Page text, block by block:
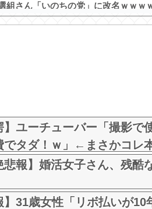
組さん「いのちの党」に改名ｗｗｗ
ってるけど
え“泳げない子ども”が増えている「
】ユーチューバー「撮影
でタダ！ｗ」←まさかコレ
w w w w w w w w w w
悲報】婚活女子さん、残
】31歳女性「リボ払いが